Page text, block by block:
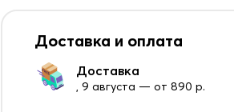
Доставка и оплата
Доставка
, 9 августа — от 890 р.